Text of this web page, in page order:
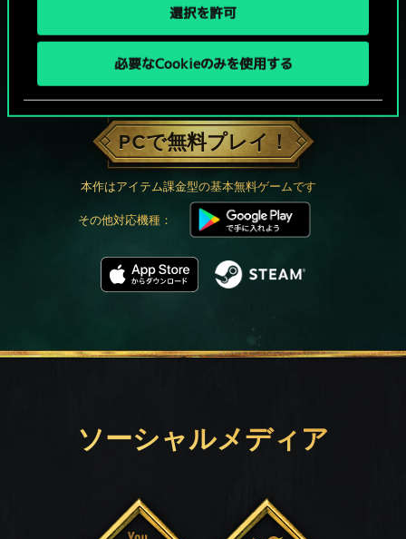
選択を許可
必要なCookieのみを使用する
グウェントでひと勝負といかない
か？
PCで無料プレイ！
本作はアイテム課金型の基本無料ゲームです
その他対応機種：
ソーシャルメディア